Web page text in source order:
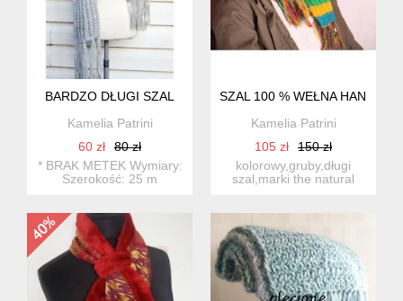
BARDZO DŁUGI SZAL
Kamelia Patrini
60 zł
80 zł
* BRAK METEK Wymiary:
Szerokość: 25 m
SZAL 100 % WEŁNA HAND
Kamelia Patrini
105 zł
150 zł
kolorowy,gruby,długi
szal,marki the natural